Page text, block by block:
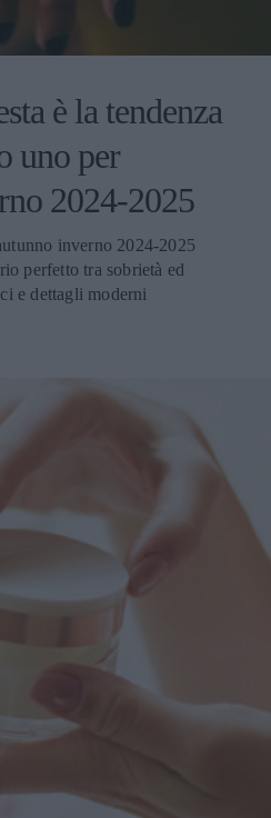
è la tendenza
uno per
2024-2025
inverno 2024-2025
perfetto tra sobrietà ed
e dettagli moderni